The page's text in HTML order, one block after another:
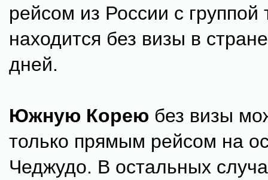
рейсом из России с группой
находится без визы в
дней.
Южную Корею без визы
только прямым рейсом на
Чеджудо. В остальных